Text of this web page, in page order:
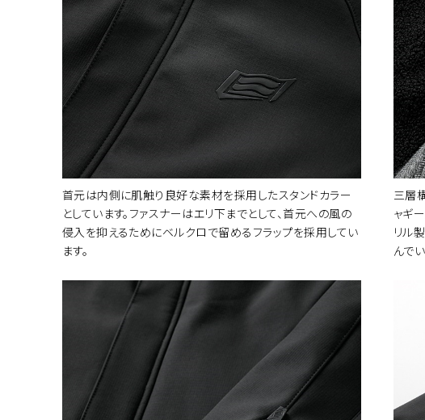
首元は内側に肌触り良好な素材を採用したスタンドカラー
としています。ファスナーはエリ下までとして、首元への風の
侵入を抑えるためにベルクロで留めるフラップを採用してい
ます。
三層
ャギ
リル
んで
GREY